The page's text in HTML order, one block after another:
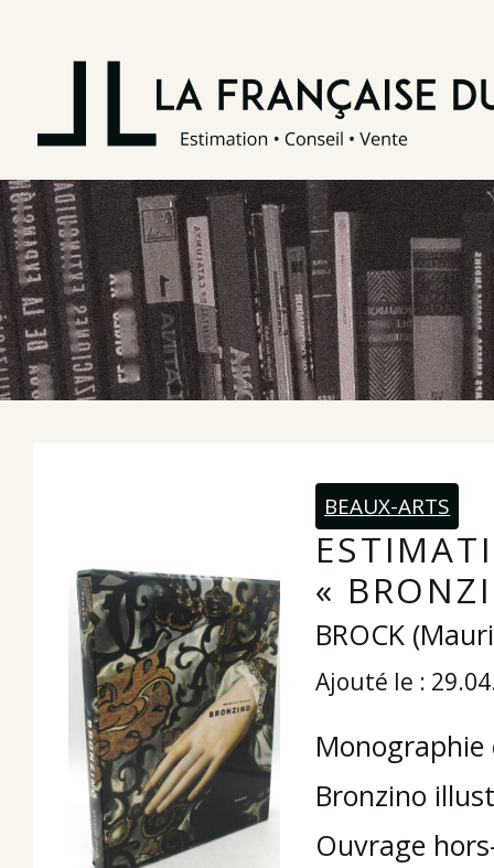
BEAUX-ARTS
«
BROCK
Ajouté le :
Bronzino
Ouvrage